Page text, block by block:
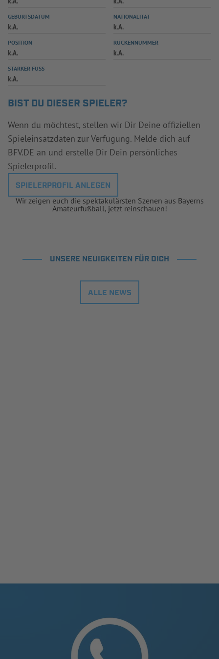
SPIELPLUS
GEBURTSDATUM
k.A.
NATIONALITÄT
k.A.
POSITION
k.A.
RÜCKENNUMMER
k.A.
STARKER FUSS
k.A.
BIST DU DIESER SPIELER?
Wenn du möchtest, stellen wir Dir Deine offiziellen
Spieleinsatzdaten zur Verfügung. Melde dich auf
BFV.DE an und erstelle Dir Dein persönliches
Spielerprofil.
SPIELERPROFIL ANLEGEN
Wir zeigen euch die spektakulärsten Szenen aus Bayerns
Amateurfußball, jetzt reinschauen!
UNSERE NEUIGKEITEN FÜR DICH
ALLE NEWS